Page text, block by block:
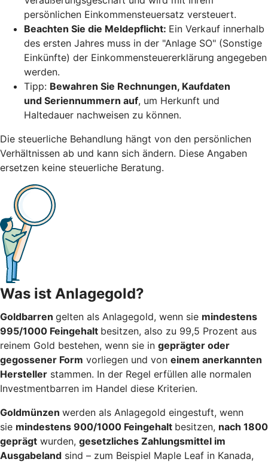
persönlichen Einkommensteuersatz versteuert.
Beachten Sie die Meldepflicht: Ein Verkauf innerhalb
des ersten Jahres muss in der "Anlage SO" (Sonstige
Einkünfte) der Einkommensteuererklärung angegeben
werden.
Tipp: Bewahren Sie Rechnungen, Kaufdaten
und Seriennummern auf, um Herkunft und
Haltedauer nachweisen zu können.
Die steuerliche Behandlung hängt von den persönlichen
Verhältnissen ab und kann sich ändern. Diese Angaben
ersetzen keine steuerliche Beratung.
Was ist Anlagegold?
Goldbarren gelten als Anlagegold, wenn sie mindestens
995/1000 Feingehalt besitzen, also zu 99,5 Prozent aus
reinem Gold bestehen, wenn sie in geprägter oder
gegossener Form vorliegen und von einem anerkannten
Hersteller stammen. In der Regel erfüllen alle normalen
Investmentbarren im Handel diese Kriterien.
Goldmünzen werden als Anlagegold eingestuft, wenn
sie mindestens 900/1000 Feingehalt besitzen, nach 1800
geprägt wurden, gesetzliches Zahlungsmittel im
Ausgabeland sind – zum Beispiel Maple Leaf in Kanada,